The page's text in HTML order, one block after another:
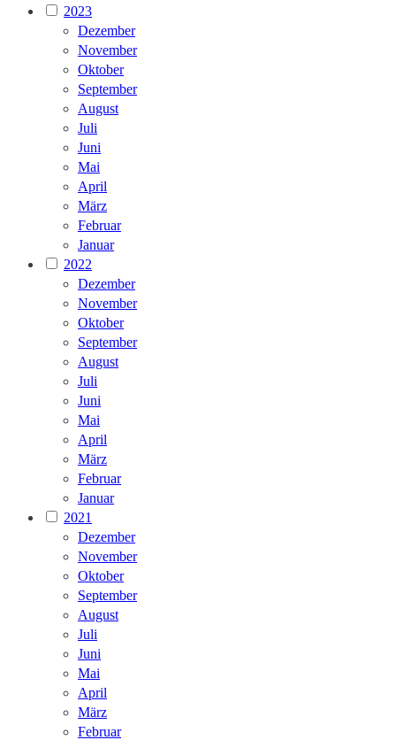
2023
Dezember
November
Oktober
September
August
Juli
Juni
Mai
April
März
Februar
Januar
2022
Dezember
November
Oktober
September
August
Juli
Juni
Mai
April
März
Februar
Januar
2021
Dezember
November
Oktober
September
August
Juli
Juni
Mai
April
März
Februar